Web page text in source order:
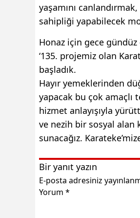
yaşamını
sahipliği yapabilecek
Honaz için gece
‘135. projemiz olan
başladık.
Hayır yemeklerinden
yapacak bu çok amaçlı
hizmet anlayışıyla
ve nezih bir sosyal alan
sunacağız.
Bir yanıt yazın
E-posta adresiniz
Yorum *